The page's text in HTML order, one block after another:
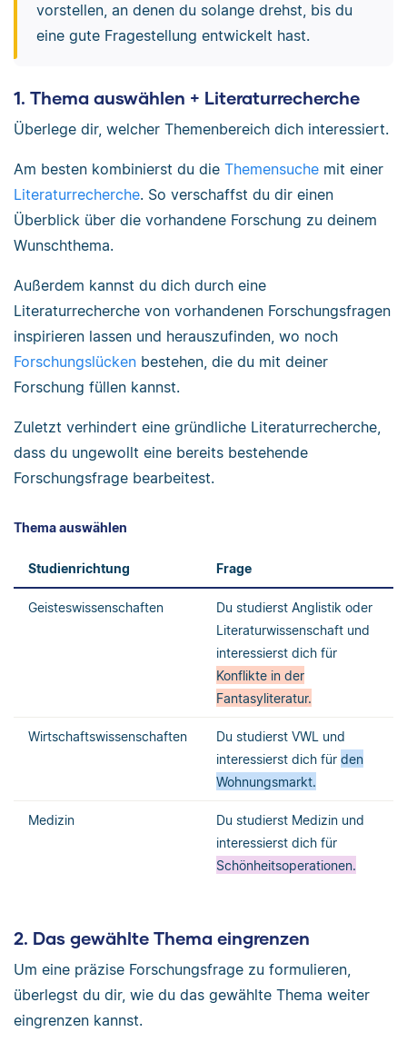
vorstellen, an denen du solange drehst, bis du
eine gute Fragestellung entwickelt hast.
1. Thema auswählen + Literaturrecherche
Überlege dir, welcher Themenbereich dich interessiert.
Am besten kombinierst du die Themensuche mit einer
Literaturrecherche. So verschaffst du dir einen
Überblick über die vorhandene Forschung zu deinem
Wunschthema.
Außerdem kannst du dich durch eine
Literaturrecherche von vorhandenen Forschungsfragen
inspirieren lassen und herauszufinden, wo noch
Forschungslücken bestehen, die du mit deiner
Forschung füllen kannst.
Zuletzt verhindert eine gründliche Literaturrecherche,
dass du ungewollt eine bereits bestehende
Forschungsfrage bearbeitest.
Thema auswählen
Studienrichtung Frage
Geisteswissenschaften
Du studierst Anglistik oder
Literaturwissenschaft und
interessierst dich für
Konflikte in der
Fantasyliteratur.
Wirtschaftswissenschaften
Du studierst VWL und
interessierst dich für den
Wohnungsmarkt.
Medizin
Du studierst Medizin und
interessierst dich für
Schönheitsoperationen.
2. Das gewählte Thema eingrenzen
Um eine präzise Forschungsfrage zu formulieren,
überlegst du dir, wie du das gewählte Thema weiter
eingrenzen kannst.